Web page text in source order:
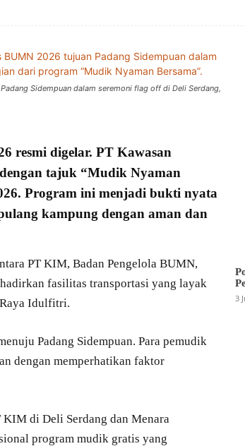
Sidempuan dalam seremoni flag off di Deli Serdang,
resmi digelar. PT Kawasan
tajuk “Mudik Nyaman
Program ini menjadi bukti nyata
kampung dengan aman dan
PT KIM, Badan Pengelola BUMN,
fasilitas transportasi yang layak
Idulfitri.
Padang Sidempuan. Para pemudik
dengan memperhatikan faktor
di Deli Serdang dan Menara
program mudik gratis yang
3